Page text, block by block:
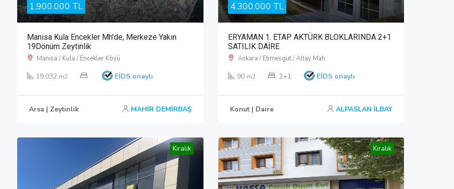
1.900.000 TL
Manisa Kula Encekler Mh'de, Merkeze Yakın
19Dönüm Zeytinlik
Manisa / Kula / Encekler Köyü
19.032 m2 EİDS onaylı
Arsa | Zeytinlik MAHİR DEMİRBAŞ
4.300.000 TL
ERYAMAN 1. ETAP AKTÜRK BLOKLARINDA 2+1
SATILIK DAİRE
Ankara / Etimesgut / Altay Mah.
90 m2 2+1 EİDS onaylı
Konut | Daire ALPASLAN İLBAY
Kiralık Kiralık